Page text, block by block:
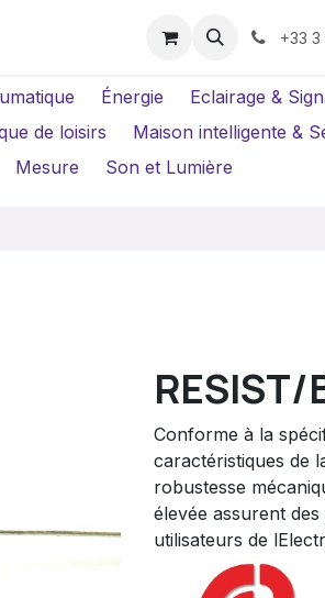
Location Caméras +33 3
Énergie Eclairage &
de loisirs Maison intelligente &
Mesure
Son et Lumière
Conforme à la
caractéristiques de
robustesse
élevée assurent
utilisateurs de